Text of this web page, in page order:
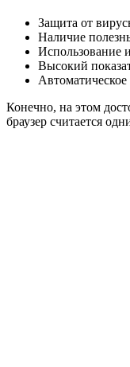
Защита от
Наличие
Использование
Высокий
Конечно, на этом
браузер считается